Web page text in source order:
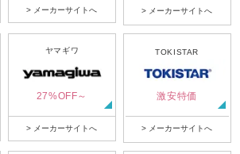
> メーカーサイトへ > メーカーサイトへ
ヤマギワ
27%OFF～
> メーカーサイトへ
TOKISTAR
激安特価
> メーカーサイトへ